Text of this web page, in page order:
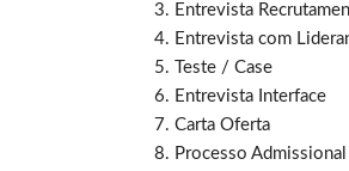
Entrevista
Entrevista com
Teste / Case
Entrevista Interface
Carta Oferta
Processo Admissional